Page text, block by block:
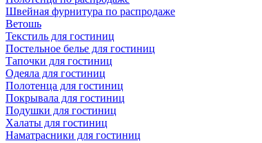
Швейная фурнитура по распродаже
Ветошь
Текстиль для гостиниц
Постельное белье для гостиниц
Тапочки для гостиниц
Одеяла для гостиниц
Полотенца для гостиниц
Покрывала для гостиниц
Подушки для гостиниц
Халаты для гостиниц
Наматрасники для гостиниц